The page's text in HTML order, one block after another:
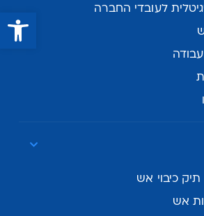
לעובדי החברה
כיבוי אש
אש
פתח סרגל נגישות